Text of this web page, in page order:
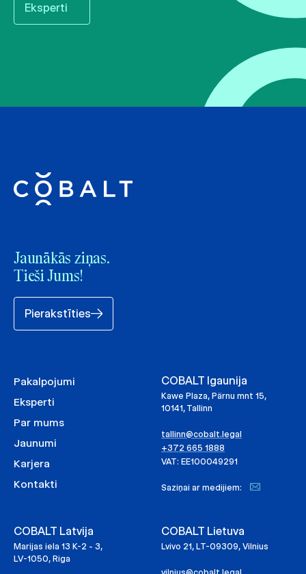
Eksperti
Jaunākās ziņas.
Tieši Jums!
Pierakstīties
Pakalpojumi
Eksperti
Par mums
Jaunumi
Karjera
Kontakti
COBALT Igaunija
Kawe Plaza, Pärnu mnt 15,
10141, Tallinn
tallinn@cobalt.legal
+372 665 1888
VAT: EE100049291
Saziņai ar medijiem:
COBALT Latvija
Marijas iela 13 K-2 - 3,
LV-1050, Riga
COBALT Lietuva
Lvivo 21, LT-09309, Vilnius